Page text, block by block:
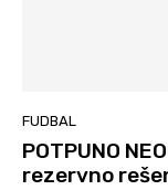
FUDBAL
POTPUNO
rezervno